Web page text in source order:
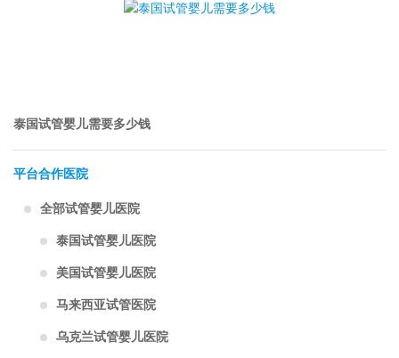
泰国试管婴儿需要多少钱
平台合作医院
全部试管婴儿医院
泰国试管婴儿医院
美国试管婴儿医院
马来西亚试管医院
乌克兰试管婴儿医院